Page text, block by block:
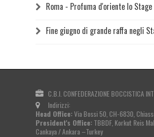
Roma - Profuma d'oriente lo Stage
Fine giugno di grande raffa negli
C.B.I. CONFEDERAZIONE BOCCISTICA
Indirizzi:
Head Office:Via Bossi 50, CH-6830,
President's Office: TBBDF, Korkut Reis
Cankaya / Ankara –Turkey